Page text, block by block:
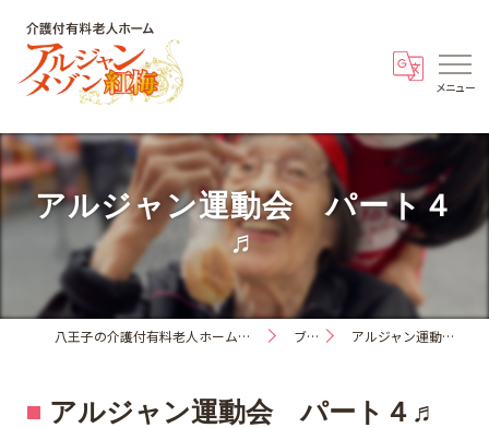
アルジャン運動会 パート４
♬
八王子の介護付有料老人ホーム・アルジャンメゾン紅梅 ブログ アルジャン運動会 パート４♬
アルジャン運動会 パート４♬